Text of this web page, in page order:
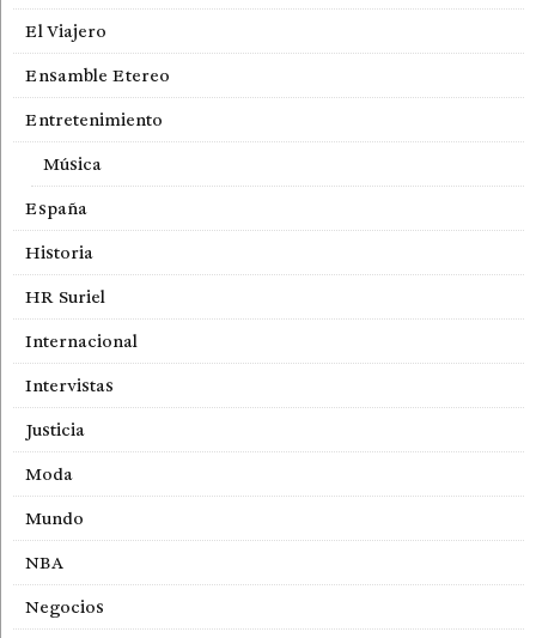
El Viajero
Ensamble Etereo
Entretenimiento
Música
España
Historia
HR Suriel
Internacional
Intervistas
Justicia
Moda
Mundo
NBA
Negocios